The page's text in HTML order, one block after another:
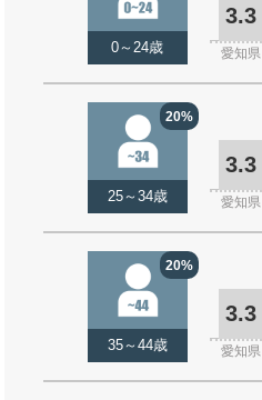
0～24歳
3.3
愛知県
20%
25～34歳
3.3
愛知県
20%
35～44歳
3.3
愛知県